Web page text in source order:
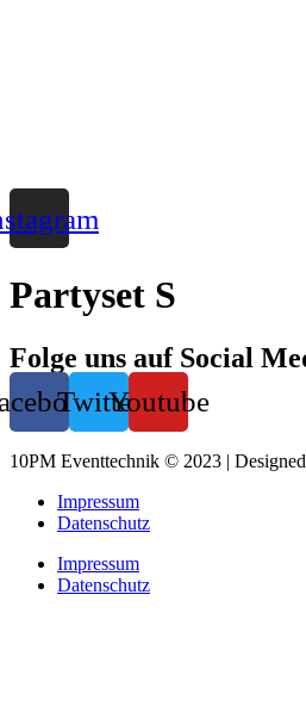
Partyset S
Folge uns auf Social
TwitterYoutube
10PM Eventtechnik © 2023 |
Impressum
Datenschutz
Impressum
Datenschutz